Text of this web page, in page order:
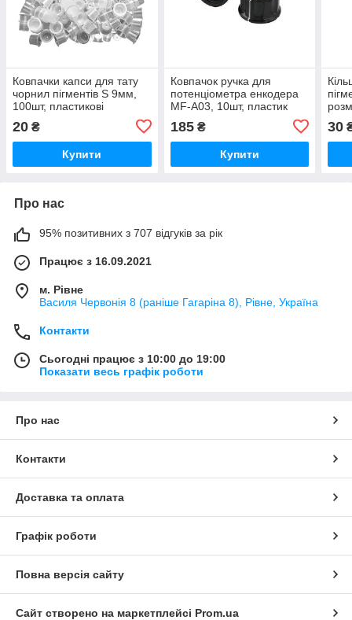
Ковпачки капси для тату
чорнил пігментів S 9мм,
100шт, пластикові
20 ₴
Купити
Ковпачок ручка для
потенціометра енкодера
MF-A03, 10шт, пластик
185₴
Купити
30
Про нас
95% позитивних з 707 відгуків за рік
Працює з 16.09.2021
м. Рівне
Василя Червонія 8 (раніше Гагаріна 8), Рівне, Україна
Контакти
Сьогодні працює з 10:00 до 19:00
Показати весь графік роботи
Про нас
Контакти
Доставка та оплата
Графік роботи
Повна версія сайту
Сайт створено на маркетплейсі Prom.ua